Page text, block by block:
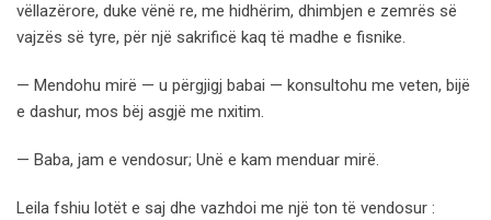
vëllazërore, duke vënë re, me hidhërim, dhimbjen e zemrës së
vajzës së tyre, për një sakrificë kaq të madhe e fisnike.
— Mendohu mirë — u përgjigj babai — konsultohu me veten, bijë
e dashur, mos bëj asgjë me nxitim.
— Baba, jam e vendosur; Unë e kam menduar mirë.
Leila fshiu lotët e saj dhe vazhdoi me një ton të vendosur :